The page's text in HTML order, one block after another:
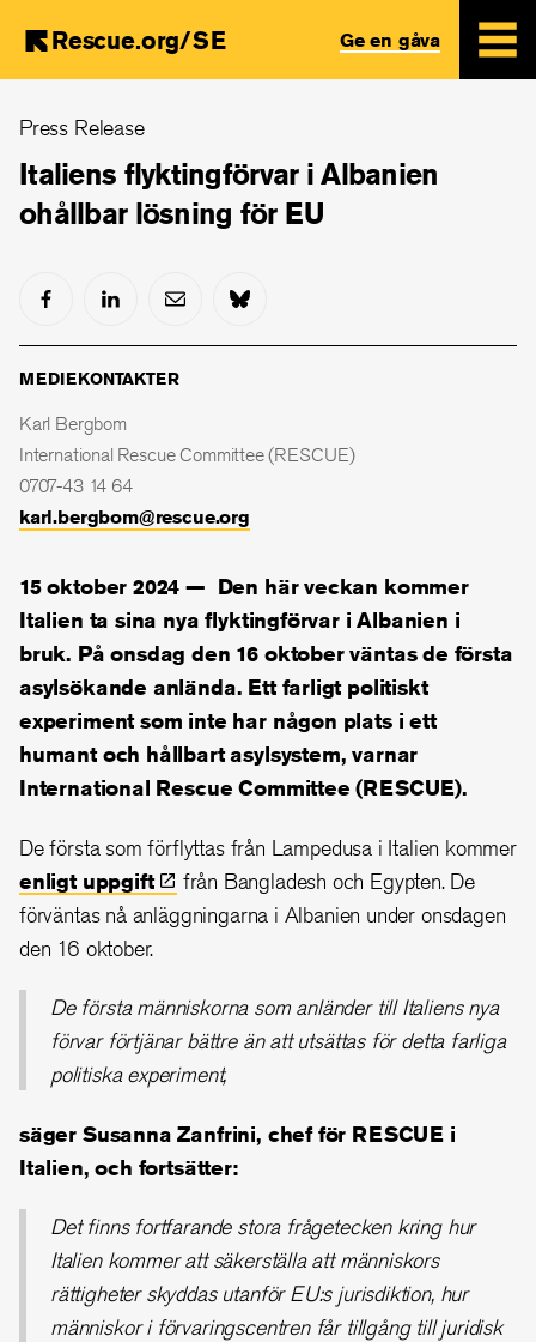
main
content
Rescue.org/SE Ge en gåva
Press Release
Italiens flyktingförvar i Albanien
ohållbar lösning för EU
MEDIEKONTAKTER
Karl Bergbom
International Rescue Committee (RESCUE)
0707-43 14 64
karl.bergbom@rescue.org
15 oktober 2024 — Den här veckan kommer
Italien ta sina nya flyktingförvar i Albanien i
bruk. På onsdag den 16 oktober väntas de första
asylsökande anlända. Ett farligt politiskt
experiment som inte har någon plats i ett
humant och hållbart asylsystem, varnar
International Rescue Committee (RESCUE).
De första som förflyttas från Lampedusa i Italien kommer
enligt uppgift
från Bangladesh och Egypten. De
förväntas nå anläggningarna i Albanien under onsdagen
den 16 oktober.
De första människorna som anländer till Italiens nya
förvar förtjänar bättre än att utsättas för detta farliga
politiska experiment,
säger Susanna Zanfrini, chef för RESCUE i
Italien, och fortsätter:
Det finns fortfarande stora frågetecken kring hur
Italien kommer att säkerställa att människors
rättigheter skyddas utanför EU:s jurisdiktion, hur
människor i förvaringscentren får tillgång till juridisk